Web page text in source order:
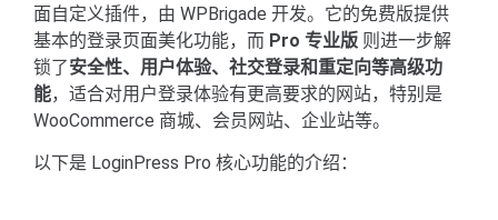
面自定义插件，由 WPBrigade 开发。它的免费版提供
基本的登录页面美化功能，而 Pro 专业版 则进一步解
锁了安全性、用户体验、社交登录和重定向等高级功
能，适合对用户登录体验有更高要求的网站，特别是
WooCommerce 商城、会员网站、企业站等。
以下是 LoginPress Pro 核心功能的介绍：